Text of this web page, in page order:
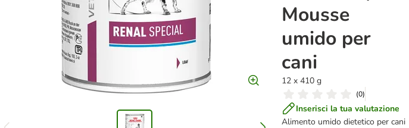
Mousse
umido per
cani
12 x 410 g
(0)
Inserisci la tua valutazione
Alimento umido dietetico per cani